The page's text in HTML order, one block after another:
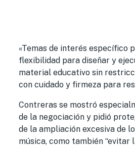
«Temas de interés específico
flexibilidad para diseñar y
material educativo sin
con cuidado y firmeza para
Contreras se mostró
de la negociación y pidió
de la ampliación excesiva de
música, como también